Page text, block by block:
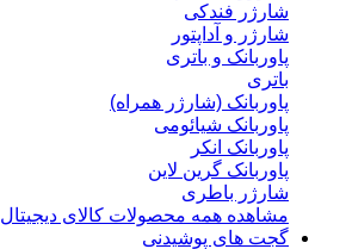
شارژر فندکی
شارژر و آداپتور
پاوربانک و باتری
باتری
پاوربانک (شارژر همراه)
پاوربانک شیائومی
پاوربانک انکر
پاوربانک گرین لاین
شارژر باطری
مشاهده همه محصولات کالای دیجیتال
گجت های پوشیدنی